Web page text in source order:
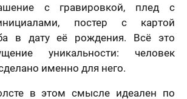
с гравировкой, плед с
постер с картой
в дату её рождения. Всё это
уникальности: человек
именно для него.
в этом смысле идеален по